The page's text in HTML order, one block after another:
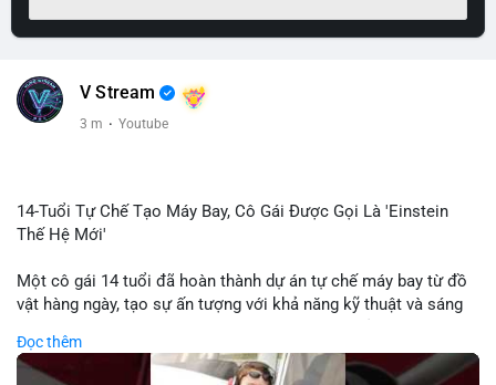
V Stream
3 m · Youtube
14-Tuổi Tự Chế Tạo Máy Bay, Cô Gái Được Gọi Là 'Einstein
Thế Hệ Mới'
Một cô gái 14 tuổi đã hoàn thành dự án tự chế máy bay từ đồ
vật hàng ngày, tạo sự ấn tượng với khả năng kỹ thuật và sáng
trình cô girl thiết kế, sản xuất và thử nghiệm máy bay, được
nhiều người so sánh với trí tuệ của Einstein. Thành tựu này
Đọc thêm